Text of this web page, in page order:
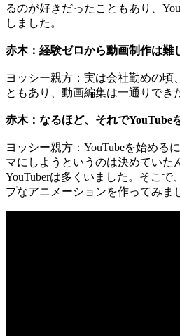
るのが好きだったこともあり、
しました。
赤木：経験ゼロから動画制作は難
ヨッシー親方：実は会社勤めの頃
ともあり、動画編集は一通りでき
赤木：なるほど、それでYouTube
ヨッシー親方：YouTubeを始める
マにしようというのは決めていた
YouTuberは多くいました。そこで
プなアニメーションを作ってみま